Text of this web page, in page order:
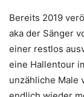
Bereits 2019
aka der Sänger
einer restlos
eine Hallentour
unzähliche Male